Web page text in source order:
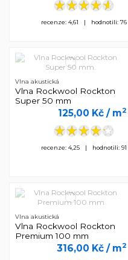
recenze: 4,61 | hodnotili: 76
Vlna akustická
Vlna Rockwool Rockton
Super 50 mm
125,00 Kč / m2
recenze: 4,25 | hodnotili: 91
Vlna akustická
Vlna Rockwool Rockton
Premium 100 mm
316,00 Kč / m2